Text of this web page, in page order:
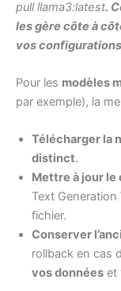
pull llama3:latest.
les gère côte à
vos
Pour les modèles
par exemple), la
Télécharger la
distinct.
Mettre à jour
Text
fichier.
Conserver
rollback en cas
vos données et